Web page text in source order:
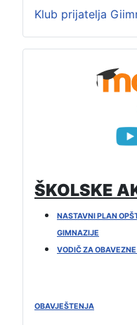
Klub prijatelja
ŠKOLSKE
NASTAVNI PLAN
GIMNAZIJE
VODIČ ZA
OBAVJEŠTENJA